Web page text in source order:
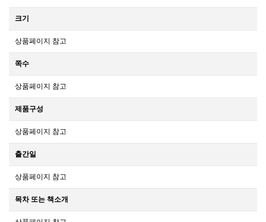
크기
상품페이지 참고
쪽수
상품페이지 참고
제품구성
상품페이지 참고
출간일
상품페이지 참고
목차 또는 책소개